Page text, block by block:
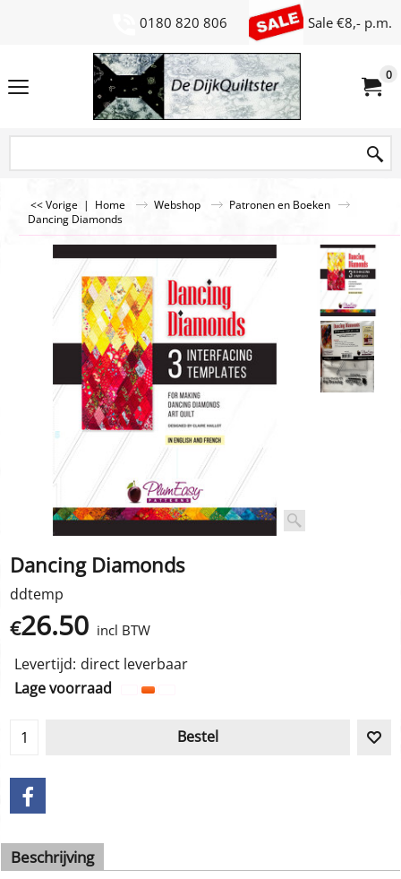
0180 820 806 Sale €8,- p.m.
0
<< Vorige | Home Webshop
Patronen en Boeken
Dancing Diamonds
Dancing Diamonds
ddtemp
€26.50 incl BTW
Levertijd: direct leverbaar
Lage voorraad
Bestel
Beschrijving